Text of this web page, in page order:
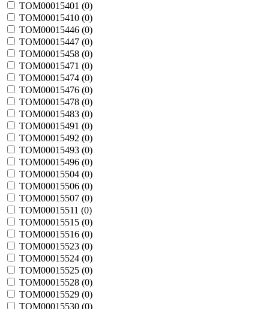
TOM00015401 (0)
TOM00015410 (0)
TOM00015446 (0)
TOM00015447 (0)
TOM00015458 (0)
TOM00015471 (0)
TOM00015474 (0)
TOM00015476 (0)
TOM00015478 (0)
TOM00015483 (0)
TOM00015491 (0)
TOM00015492 (0)
TOM00015493 (0)
TOM00015496 (0)
TOM00015504 (0)
TOM00015506 (0)
TOM00015507 (0)
TOM00015511 (0)
TOM00015515 (0)
TOM00015516 (0)
TOM00015523 (0)
TOM00015524 (0)
TOM00015525 (0)
TOM00015528 (0)
TOM00015529 (0)
TOM00015530 (0)